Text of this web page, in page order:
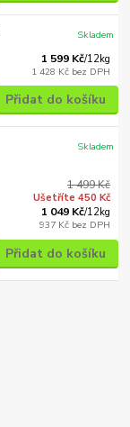
1 599 Kč/12kg
1 428 Kč bez DPH
Skladem
Přidat do košíku
1 499 Kč
Ušetříte 450 Kč
1 049 Kč/12kg
937 Kč bez DPH
Skladem
Přidat do košíku